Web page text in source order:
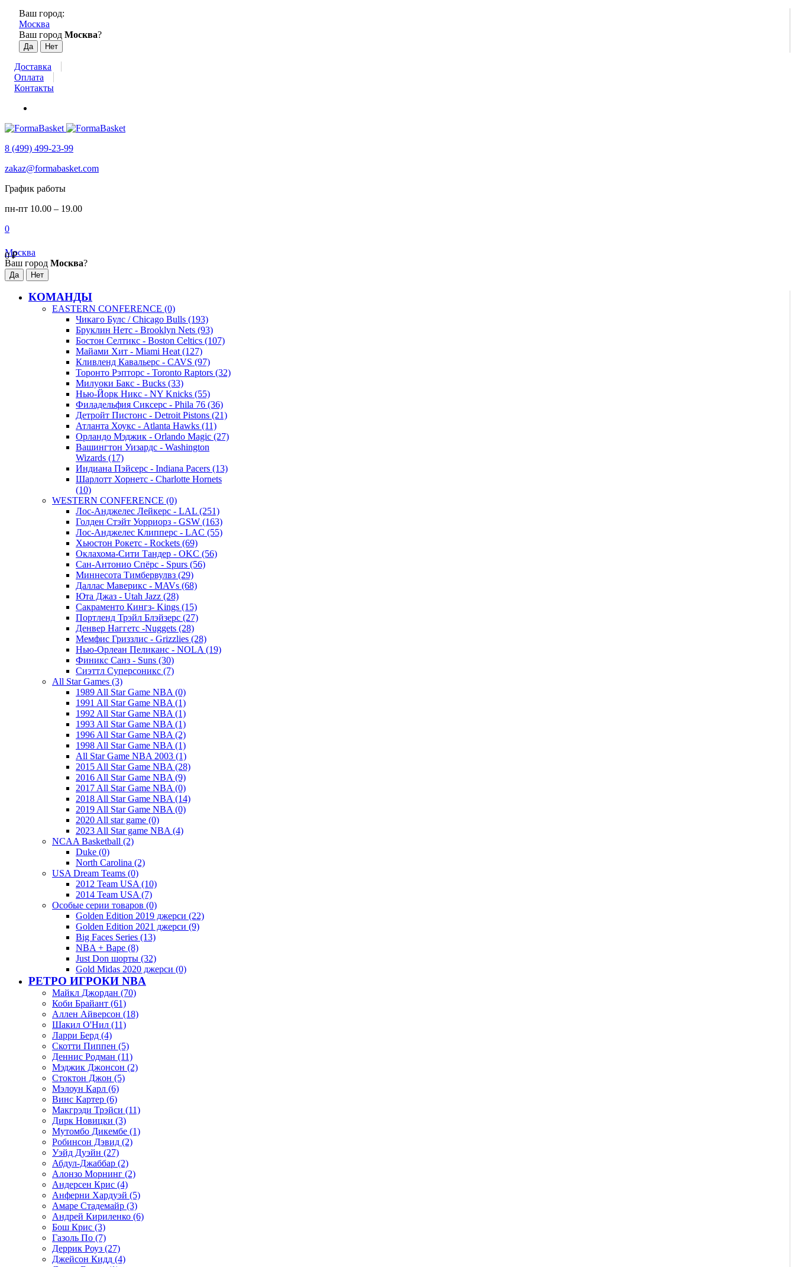
Ваш город:
Москва
Ваш город Москва?
Доставка
Оплата
Контакты
8 (499) 499-23-99
zakaz@formabasket.com
График работы
пн-пт 10.00 – 19.00
0
0₽
Москва
Ваш город Москва?
КОМАНДЫ
EASTERN CONFERENCE (0)
Чикаго Булс / Chicago Bulls (193)
Бруклин Нетс - Brooklyn Nets (93)
Бостон Селтикс - Boston Celtics (107)
Майами Хит - Miami Heat (127)
Кливленд Кавальерс - CAVS (97)
Торонто Рэпторс - Toronto Raptors (32)
Милуоки Бакс - Bucks (33)
Нью-Йорк Никс - NY Knicks (55)
Филадельфия Сиксерс - Phila 76 (36)
Детройт Пистонс - Detroit Pistons (21)
Атланта Хоукс - Atlanta Hawks (11)
Орландо Мэджик - Orlando Magic (27)
Вашингтон Уизардс - Washington
Wizards (17)
Индиана Пэйсерс - Indiana Pacers (13)
Шарлотт Хорнетс - Charlotte Hornets
(10)
WESTERN CONFERENCE (0)
Лос-Анджелес Лейкерс - LAL (251)
Голден Стэйт Уорриорз - GSW (163)
Лос-Анджелес Клипперс - LAC (55)
Хьюстон Рокетс - Rockets (69)
Оклахома-Сити Тандер - OKC (56)
Сан-Антонио Спёрс - Spurs (56)
Миннесота Тимбервулвз (29)
Даллас Маверикс - MAVs (68)
Юта Джаз - Utah Jazz (28)
Сакраменто Кингз- Kings (15)
Портленд Трэйл Блэйзерс (27)
Денвер Наггетс -Nuggets (28)
Мемфис Гриззлис - Grizzlies (28)
Нью-Орлеан Пеликанс - NOLA (19)
Финикс Санз - Suns (30)
Сиэттл Суперсоникс (7)
All Star Games (3)
1989 All Star Game NBA (0)
1991 All Star Game NBA (1)
1992 All Star Game NBA (1)
1993 All Star Game NBA (1)
1996 All Star Game NBA (2)
1998 All Star Game NBA (1)
All Star Game NBA 2003 (1)
2015 All Star Game NBA (28)
2016 All Star Game NBA (9)
2017 All Star Game NBA (0)
2018 All Star Game NBA (14)
2019 All Star Game NBA (0)
2020 All star game (0)
2023 All Star game NBA (4)
NCAA Basketball (2)
Duke (0)
North Carolina (2)
USA Dream Teams (0)
2012 Team USA (10)
2014 Team USA (7)
Особые серии товаров (0)
Golden Edition 2019 джерси (22)
Golden Edition 2021 джерси (9)
Big Faces Series (13)
NBA + Bape (8)
Just Don шорты (32)
Gold Midas 2020 джерси (0)
РЕТРО ИГРОКИ NBA
Майкл Джордан (70)
Коби Брайант (61)
Аллен Айверсон (18)
Шакил О'Нил (11)
Ларри Берд (4)
Скотти Пиппен (5)
Деннис Родман (11)
Мэджик Джонсон (2)
Стоктон Джон (5)
Мэлоун Карл (6)
Винс Картер (6)
Макгрэди Трэйси (11)
Дирк Новицки (3)
Мутомбо Дикембе (1)
Робинсон Дэвид (2)
Уэйд Дуэйн (27)
Абдул-Джаббар (2)
Алонзо Морнинг (2)
Андерсен Крис (4)
Анферни Xардуэй (5)
Амаре Стадемайр (3)
Андрей Кириленко (6)
Бош Крис (3)
Газоль По (7)
Деррик Роуз (27)
Джейсон Кидд (4)